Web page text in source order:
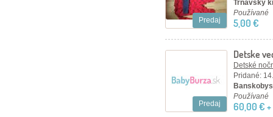
Predaj
Trnavský
Používané
5,00 €
Predaj
Detske
Detské
Pridané:
Používané
60,00 € +